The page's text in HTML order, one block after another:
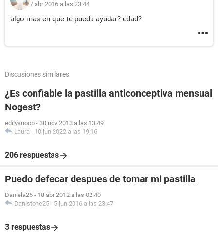
7 abr 2016 a las 23:44
algo mas en que te pueda ayudar? edad?
Discusiones similares
¿Es confiable la pastilla anticonceptiva mensual
Nogest?
edilysnoop - 30 nov 2013 a las 13:49
Laura - 10 jun 2022 a las 19:16
206 respuestas
Puedo defecar despues de tomar mi pastilla
Daniela25 - 18 abr 2012 a las 02:40
Danistone25 - 5 jun 2016 a las 23:47
3 respuestas